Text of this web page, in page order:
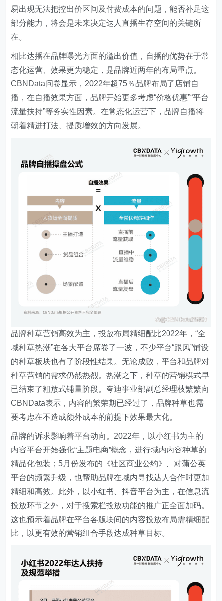
易出现无法把控出价区间及付费成本的问题，能否补足这
部分能力，将会是未来决定达人直播生存空间的关键所
在。
相比达播在品牌曝光方面的溢出价值，自播的优势在于常
态化运营、效果更为稳定，是品牌近两年的布局重点。
CBNData问卷显示，2022年超75％品牌布局了店铺自
播，在自播效果方面，品牌开始更多考虑“价格优惠”“平台
流量扶持”等务实性因素。在常态化运营下，品牌自播将
朝着精进打法、提质增效的方向发展。
品牌种草营销高效为主，投放布局精细配比2022年，“全
域种草热潮”在各大平台席卷了一波，不少平台“跟风”铺设
的种草板块也有了阶段性结果。无论成败，平台和品牌对
种草营销的需求仍然热烈。热潮之下，种草的营销模式早
已结束了粗放式铺量阶段。夸迪事业部副总经理枝繁繁向
CBNData表示，内容的繁荣期已经过了，品牌种草也需
要考虑在不造成额外成本的前提下效果最大化。
品牌的诉求影响着平台动向。2022年，以小红书为主的
内容平台开始强化“主题电商”概念，进行域内内容种草的
精品化包装；5月份发布的《社区商业公约》、对蒲公英
平台的频繁升级，也帮助品牌在域内寻找达人合作时更加
精细和高效。此外，以小红书、抖音平台为主，在信息流
投放环节之外，对于搜索栏投放功能的推广正全面加码。
这也预示着品牌在平台各版块间的内容投放布局需精细配
比，以更有效的营销组合手段达成种草目标。